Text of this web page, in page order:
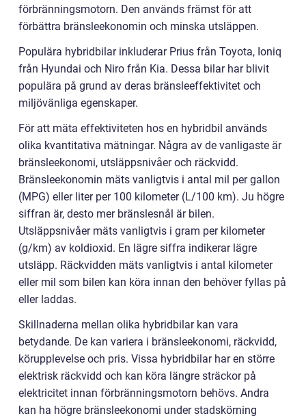
förbränningsmotorn. Den används främst för att
förbättra bränsleekonomin och minska utsläppen.
Populära hybridbilar inkluderar Prius från Toyota, Ioniq
från Hyundai och Niro från Kia. Dessa bilar har blivit
populära på grund av deras bränsleeffektivitet och
miljövänliga egenskaper.
För att mäta effektiviteten hos en hybridbil används
olika kvantitativa mätningar. Några av de vanligaste är
bränsleekonomi, utsläppsnivåer och räckvidd.
Bränsleekonomin mäts vanligtvis i antal mil per gallon
(MPG) eller liter per 100 kilometer (L/100 km). Ju högre
siffran är, desto mer bränslesnål är bilen.
Utsläppsnivåer mäts vanligtvis i gram per kilometer
(g/km) av koldioxid. En lägre siffra indikerar lägre
utsläpp. Räckvidden mäts vanligtvis i antal kilometer
eller mil som bilen kan köra innan den behöver fyllas på
eller laddas.
Skillnaderna mellan olika hybridbilar kan vara
betydande. De kan variera i bränsleekonomi, räckvidd,
körupplevelse och pris. Vissa hybridbilar har en större
elektrisk räckvidd och kan köra längre sträckor på
elektricitet innan förbränningsmotorn behövs. Andra
kan ha högre bränsleekonomi under stadskörning